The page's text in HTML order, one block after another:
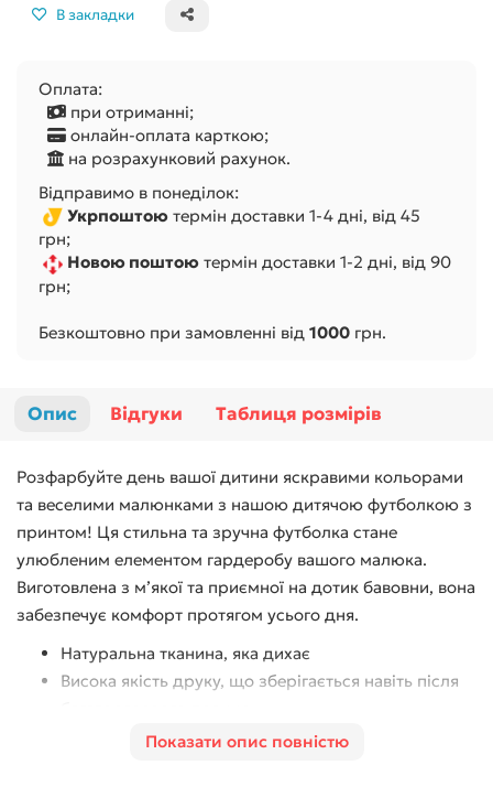
В закладки
Оплата:
при отриманні;
онлайн-оплата карткою;
на розрахунковий рахунок.
Відправимо в понеділок:
Укрпоштою термін доставки 1-4 дні, від 45
грн;
Новою поштою термін доставки 1-2 дні, від 90
грн;
Безкоштовно при замовленні від 1000 грн.
Опис Відгуки Таблиця розмірів
Розфарбуйте день вашої дитини яскравими кольорами
та веселими малюнками з нашою дитячою футболкою з
принтом! Ця стильна та зручна футболка стане
улюбленим елементом гардеробу вашого малюка.
Виготовлена з м’якої та приємної на дотик бавовни, вона
забезпечує комфорт протягом усього дня.
Натуральна тканина, яка дихає
Висока якість друку, що зберігається навіть після
Ідеально підходить для активних ігор, прогулянок
Показати опис повністю